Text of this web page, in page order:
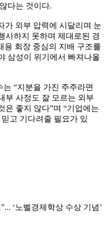
다는 것이다.
가 외부 압력에 시달리며 눈
사하지 못하며 제대로된 경
용 회장 중심의 지배 구조를
삼성이 위기에서 빠져나올
“지분을 가진 주주라면
부 사정도 잘 모르는 외부
은 좋지 않다”며 “기업에는
고 기다려줄 필요가 있
‘노벨경제학상 수상 기념’